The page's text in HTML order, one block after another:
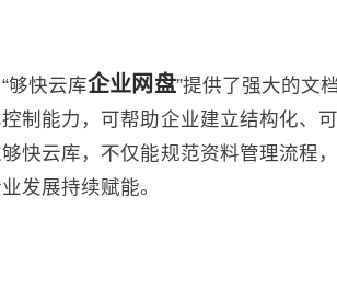
够快云库企业网盘”提供了强大的文
制能力，可帮助企业建立结构化、
快云库，不仅能规范资料管理流程
发展持续赋能。